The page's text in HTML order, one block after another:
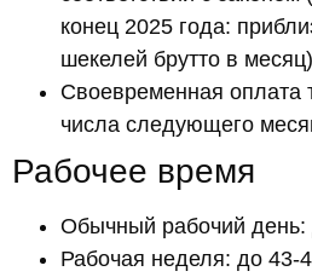
конец 2025 года:
шекелей брутто в месяц)
Своевременная оплата
числа следующего
Рабочее время
Обычный рабочий день:
Рабочая неделя: до 43-